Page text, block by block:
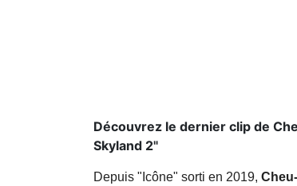
Découvrez le dernier clip de
Skyland 2"
Depuis "Icône" sorti en 2019,